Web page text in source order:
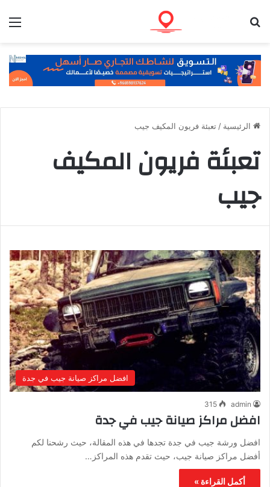
الرئيسية / تعبئة فريون المكيف جيب
تعبئة فريون المكيف
جيب
افضل مراكز صيانة جيب في جدة
admin
315
افضل مراكز صيانة جيب في جدة
افضل ورشة جيب في جدة تجدها في هذه المقالة، حيث رشحنا لكم
أفضل مراكز صيانة جيب، حيث تقدم هذه المراكز…
أكمل القراءة »